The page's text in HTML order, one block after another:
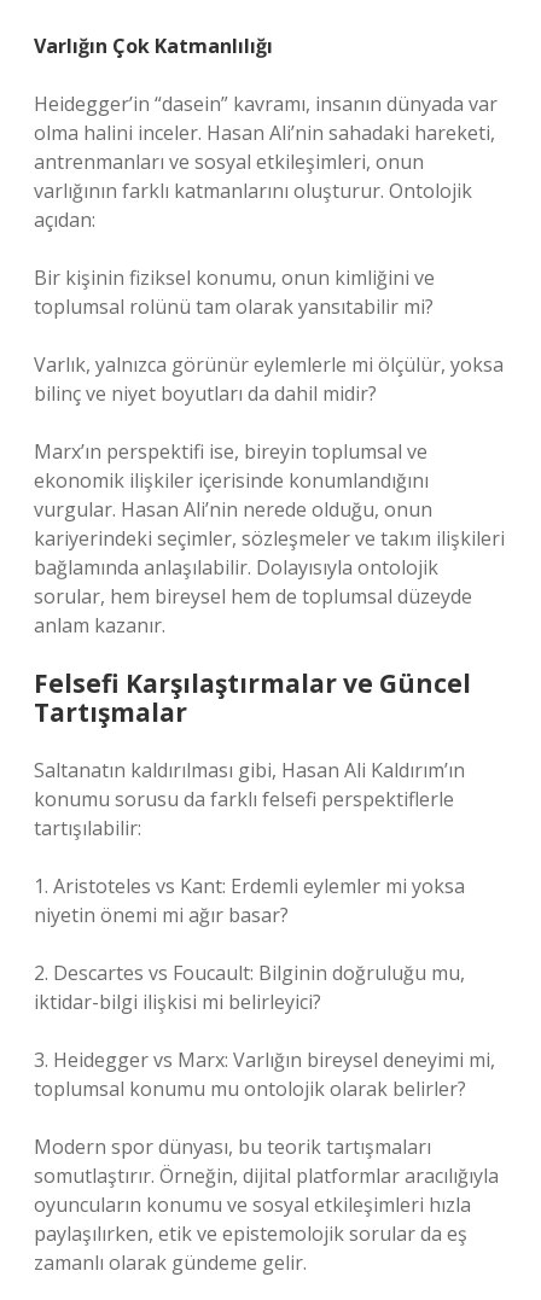
Varlığın Çok Katmanlılığı
Heidegger’in “dasein” kavramı, insanın dünyada var
olma halini inceler. Hasan Ali’nin sahadaki hareketi,
antrenmanları ve sosyal etkileşimleri, onun
varlığının farklı katmanlarını oluşturur. Ontolojik
açıdan:
Bir kişinin fiziksel konumu, onun kimliğini ve
toplumsal rolünü tam olarak yansıtabilir mi?
Varlık, yalnızca görünür eylemlerle mi ölçülür, yoksa
bilinç ve niyet boyutları da dahil midir?
Marx’ın perspektifi ise, bireyin toplumsal ve
ekonomik ilişkiler içerisinde konumlandığını
vurgular. Hasan Ali’nin nerede olduğu, onun
kariyerindeki seçimler, sözleşmeler ve takım ilişkileri
bağlamında anlaşılabilir. Dolayısıyla ontolojik
sorular, hem bireysel hem de toplumsal düzeyde
anlam kazanır.
Felsefi Karşılaştırmalar ve Güncel
Tartışmalar
Saltanatın kaldırılması gibi, Hasan Ali Kaldırım’ın
konumu sorusu da farklı felsefi perspektiflerle
tartışılabilir:
1. Aristoteles vs Kant: Erdemli eylemler mi yoksa
niyetin önemi mi ağır basar?
2. Descartes vs Foucault: Bilginin doğruluğu mu,
iktidar-bilgi ilişkisi mi belirleyici?
3. Heidegger vs Marx: Varlığın bireysel deneyimi mi,
toplumsal konumu mu ontolojik olarak belirler?
Modern spor dünyası, bu teorik tartışmaları
somutlaştırır. Örneğin, dijital platformlar aracılığıyla
oyuncuların konumu ve sosyal etkileşimleri hızla
paylaşılırken, etik ve epistemolojik sorular da eş
zamanlı olarak gündeme gelir.